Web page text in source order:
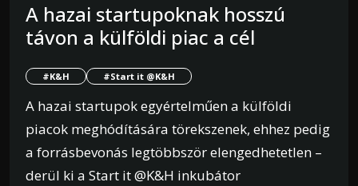
A hazai startupoknak hosszú
távon a külföldi piac a cél
#K&H #Start it @K&H
A hazai startupok egyértelműen a külföldi
piacok meghódítására törekszenek, ehhez pedig
a forrásbevonás legtöbbször elengedhetetlen –
derül ki a Start it @K&H inkubátor